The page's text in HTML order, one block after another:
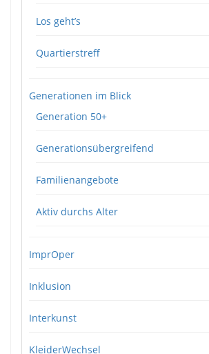
Los geht’s
Quartierstreff
Generationen im Blick
Generation 50+
Generationsübergreifend
Familienangebote
Aktiv durchs Alter
ImprOper
Inklusion
Interkunst
KleiderWechsel